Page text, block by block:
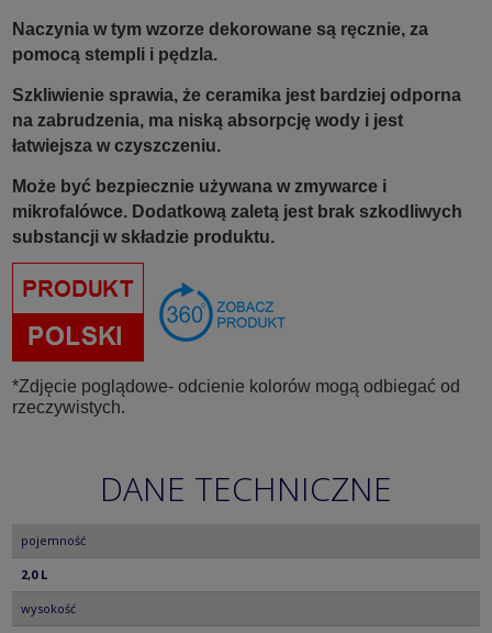
Naczynia w tym wzorze dekorowane są ręcznie, za
pomocą stempli i pędzla.
Szkliwienie sprawia, że ceramika jest bardziej odporna
na zabrudzenia, ma niską absorpcję wody i jest
łatwiejsza w czyszczeniu.
Może być bezpiecznie używana w zmywarce i
mikrofalówce. Dodatkową zaletą jest brak szkodliwych
substancji w składzie produktu.
*Zdjęcie poglądowe- odcienie kolorów mogą odbiegać od
rzeczywistych.
DANE TECHNICZNE
pojemność
2,0 L
wysokość